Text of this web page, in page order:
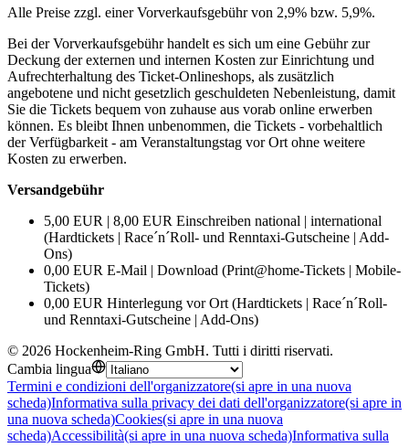
Alle Preise zzgl. einer Vorverkaufsgebühr von 2,9% bzw. 5,9%.
Bei der Vorverkaufsgebühr handelt es sich um eine Gebühr zur
Deckung der externen und internen Kosten zur Einrichtung und
Aufrechterhaltung des Ticket-Onlineshops, als zusätzlich
angebotene und nicht gesetzlich geschuldeten Nebenleistung, damit
Sie die Tickets bequem von zuhause aus vorab online erwerben
können. Es bleibt Ihnen unbenommen, die Tickets - vorbehaltlich
der Verfügbarkeit - am Veranstaltungstag vor Ort ohne weitere
Kosten zu erwerben.
Versandgebühr
5,00 EUR | 8,00 EUR Einschreiben national | international
(Hardtickets | Race´n´Roll- und Renntaxi-Gutscheine | Add-
Ons)
0,00 EUR E-Mail | Download (Print@home-Tickets | Mobile-
Tickets)
0,00 EUR Hinterlegung vor Ort (Hardtickets | Race´n´Roll-
und Renntaxi-Gutscheine | Add-Ons)
© 2026 Hockenheim-Ring GmbH. Tutti i diritti riservati.
Cambia lingua
Termini e condizioni dell'organizzatore(si apre in una nuova
scheda)Informativa sulla privacy dei dati dell'organizzatore(si apre in
una nuova scheda)Cookies(si apre in una nuova
scheda)Accessibilità(si apre in una nuova scheda)Informativa sulla